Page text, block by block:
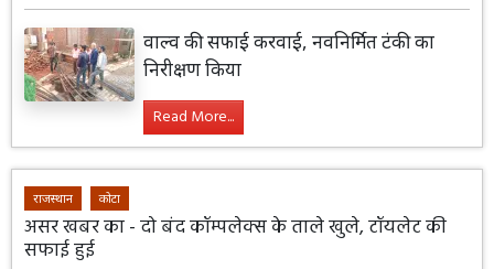
वाल्व की सफाई करवाई, नवनिर्मित टंकी का
निरीक्षण किया
Read More...
राजस्थान कोटा
असर खबर का - दो बंद कॉम्पलेक्स के ताले खुले, टॉयलेट की
सफाई हुई